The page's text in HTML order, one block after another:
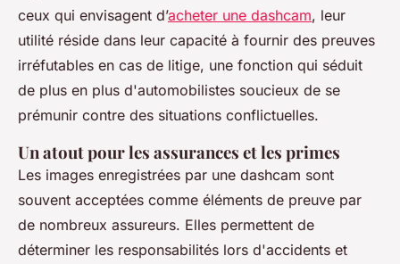
ceux qui envisagent d’acheter une dashcam, leur
utilité réside dans leur capacité à fournir des preuves
irréfutables en cas de litige, une fonction qui séduit
de plus en plus d'automobilistes soucieux de se
prémunir contre des situations conflictuelles.
Un atout pour les assurances et les primes
Les images enregistrées par une dashcam sont
souvent acceptées comme éléments de preuve par
de nombreux assureurs. Elles permettent de
déterminer les responsabilités lors d'accidents et